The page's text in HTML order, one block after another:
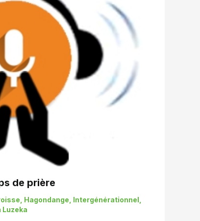
de prière
Hagondange Intergénérationnel
Luzeka